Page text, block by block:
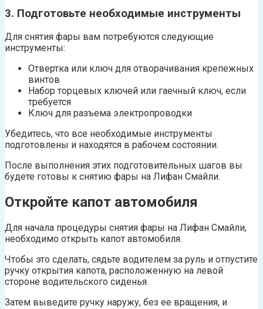
3. Подготовьте необходимые инструменты
Для снятия фары вам потребуются следующие
инструменты:
Отвертка или ключ для отворачивания крепежных
винтов
Набор торцевых ключей или гаечный ключ, если
требуется
Ключ для разъема электропроводки
Убедитесь, что все необходимые инструменты
подготовлены и находятся в рабочем состоянии.
После выполнения этих подготовительных шагов вы
будете готовы к снятию фары на Лифан Смайли.
Откройте капот автомобиля
Для начала процедуры снятия фары на Лифан Смайли,
необходимо открыть капот автомобиля.
Чтобы это сделать, сядьте водителем за руль и отпустите
ручку открытия капота, расположенную на левой
стороне водительского сиденья.
Затем выведите ручку наружу, без ее вращения, и